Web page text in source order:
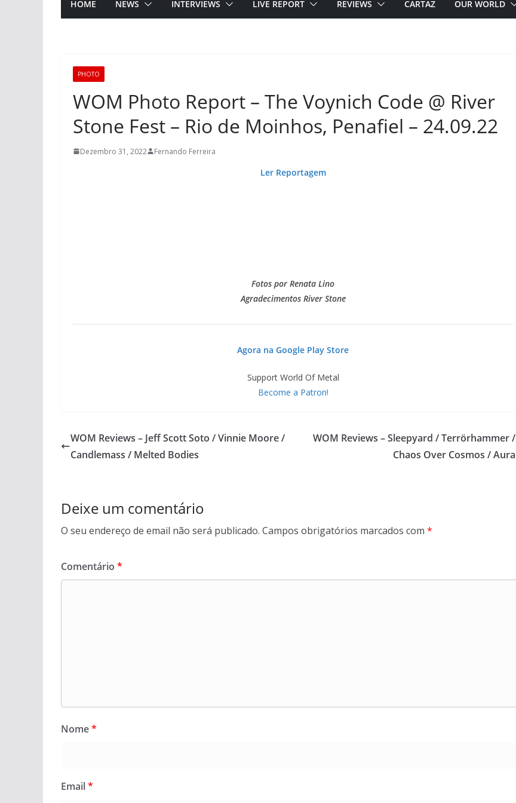
HOME NEWS INTERVIEWS LIVE REPORT REVIEWS CARTAZ OUR WORLD
PHOTO
WOM Photo Report – The Voynich Code @ River
Stone Fest – Rio de Moinhos, Penafiel – 24.09.22
Dezembro 31, 2022 Fernando Ferreira
Ler Reportagem
Fotos por Renata Lino
Agradecimentos River Stone
Agora na Google Play Store
Support World Of Metal
Become a Patron!
WOM Reviews – Jeff Scott Soto / Vinnie Moore /
Candlemass / Melted Bodies
WOM Reviews – Sleepyard / Terrörhammer /
Chaos Over Cosmos / Aura
Deixe um comentário
O seu endereço de email não será publicado. Campos obrigatórios marcados com *
Comentário *
Nome*
Email*